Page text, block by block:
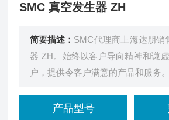
SMC 真空发生器 ZH
简要描述： SMC代理商上海达朋销
器 ZH。始终以客户导向精神和谦
户，提供令客户满意的产品和服务。
产品型号